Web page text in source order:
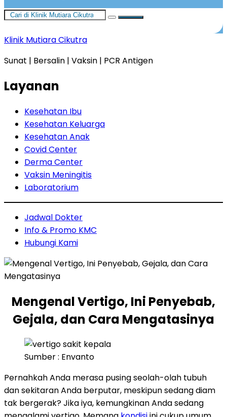
Klinik Mutiara Cikutra
Sunat | Bersalin | Vaksin | PCR Antigen
Layanan
Kesehatan Ibu
Kesehatan Keluarga
Kesehatan Anak
Covid Center
Derma Center
Vaksin Meningitis
Laboratorium
Jadwal Dokter
Info & Promo KMC
Hubungi Kami
Mengenal Vertigo, Ini Penyebab,
Gejala, dan Cara Mengatasinya
Sumber : Envanto
Pernahkah Anda merasa pusing seolah-olah tubuh
dan sekitaran Anda berputar, meskipun sedang diam
tak bergerak? Jika iya, kemungkinan Anda sedang